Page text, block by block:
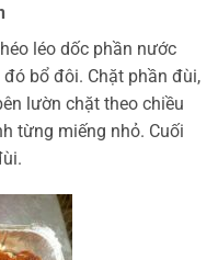
léo dốc phần nước
bổ đôi. Chặt phần đùi,
lườn chặt theo chiều
từng miếng nhỏ. Cuối